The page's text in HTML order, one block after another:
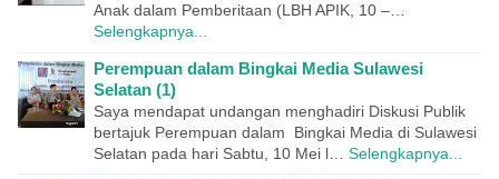
Anak dalam Pemberitaan (LBH APIK, 10 –…
Selengkapnya...
Perempuan dalam Bingkai Media Sulawesi
Selatan (1)
Saya mendapat undangan menghadiri Diskusi Publik
bertajuk Perempuan dalam Bingkai Media di Sulawesi
Selatan pada hari Sabtu, 10 Mei l…
Selengkapnya...